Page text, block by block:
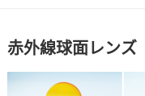
赤外線球面レンズ